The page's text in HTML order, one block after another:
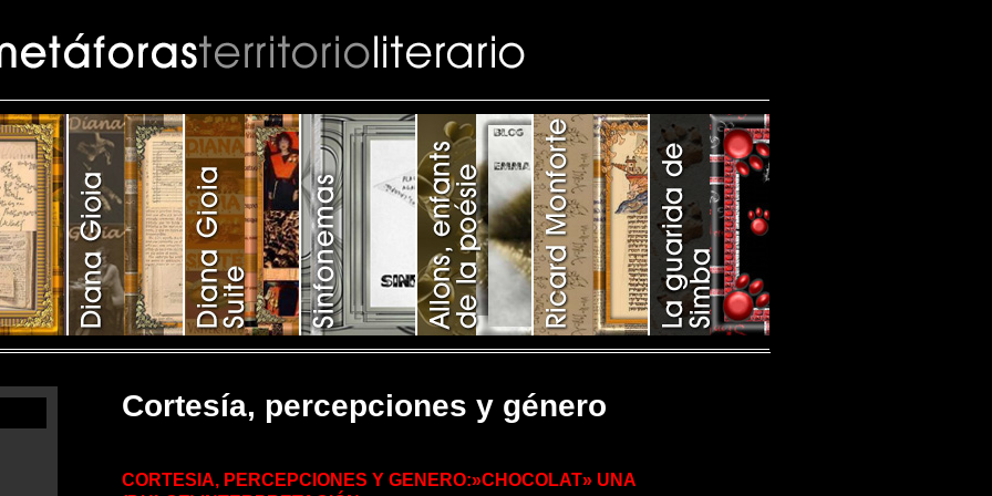
Cortesía, percepciones y género
CORTESIA, PERCEPCIONES Y GENERO:»CHOCOLAT» UNA